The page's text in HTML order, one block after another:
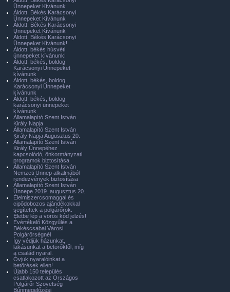
Ünnepeket Kívánunk
Áldott, Békés Karácsonyi
Ünnepeket Kívánunk
Áldott, Békés Karácsonyi
Ünnepeket Kívánunk
Áldott, Békés Karácsonyi
Ünnepeket Kívánunk!
Áldott, békés húsvéti
ünnepeket kívánunk!
Áldott, békés, boldog
Karácsonyi Ünnepeket
kívánunk
Áldott, békés, boldog
Karácsonyi Ünnepeket
kívánunk
Áldott, békés, boldog
karácsonyi ünnepeket
kívánunk
Államalapító Szent István
Király Napja
Államalapító Szent István
Király Napja Augusztus 20.
Államalapító Szent István
Király Ünnepéhez
kapcsolódó, önkormányzati
programok biztosítása
Államalapító Szent István
Nemzeti Ünnep alkalmából
rendezvények biztosítása
Államalapító Szent István
Ünnepe 2019. augusztus 20.
Élelmiszercsomaggal és
cipődobozos ajándékokkal
segítettek a polgárőrök.
Életbe lép a vörös kód jelzés!
Évértékelő Közgyűlés a
Békéscsabai Városi
Polgárőrségnél
Így védjük házunkat,
lakásunkat a betörőktől, míg
a család nyaral.
Óvjuk nyaralóinkat a
betörések ellen!
Újabb 150 település
csatlakozott az Országos
Polgárőr Szövetség
Bűnmegelőzési